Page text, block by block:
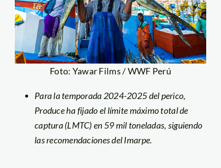
Foto: Yawar Films / WWF Perú
Para la temporada 2024-2025 del perico,
Produce ha fijado el límite máximo total de
captura (LMTC) en 59 mil toneladas, siguiendo
las recomendaciones del Imarpe.